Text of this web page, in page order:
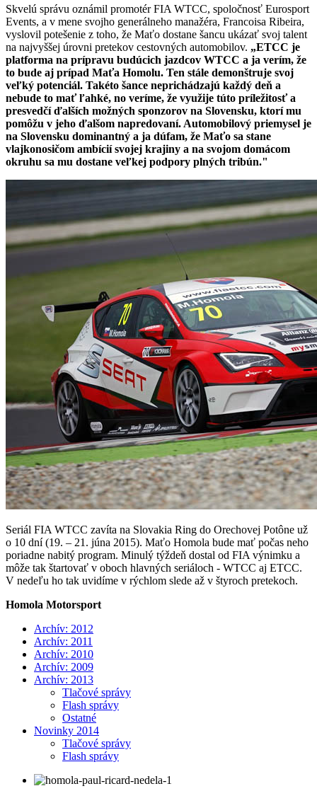
Skvelú správu oznámil promotér FIA WTCC, spoločnosť Eurosport
Events, a v mene svojho generálneho manažéra, Francoisa Ribeira,
vyslovil potešenie z toho, že Maťo dostane šancu ukázať svoj talent
na najvyššej úrovni pretekov cestovných automobilov. „ETCC je
platforma na prípravu budúcich jazdcov WTCC a ja verím, že
to bude aj prípad Maťa Homolu. Ten stále demonštruje svoj
veľký potenciál. Takéto šance neprichádzajú každý deň a
nebude to mať ľahké, no veríme, že využije túto príležitosť a
presvedčí ďalších možných sponzorov na Slovensku, ktorí mu
pomôžu v jeho ďalšom napredovaní. Automobilový priemysel je
na Slovensku dominantný a ja dúfam, že Maťo sa stane
vlajkonosičom ambícií svojej krajiny a na svojom domácom
okruhu sa mu dostane veľkej podpory plných tribún."
Seriál FIA WTCC zavíta na Slovakia Ring do Orechovej Potône už
o 10 dní (19. – 21. júna 2015). Maťo Homola bude mať počas neho
poriadne nabitý program. Minulý týždeň dostal od FIA výnimku a
môže tak štartovať v oboch hlavných seriáloch - WTCC aj ETCC.
V nedeľu ho tak uvidíme v rýchlom slede až v štyroch pretekoch.
Homola Motorsport
Archív: 2012
Archív: 2011
Archív: 2010
Archív: 2009
Archív: 2013
Tlačové správy
Flash správy
Ostatné
Novinky 2014
Tlačové správy
Flash správy